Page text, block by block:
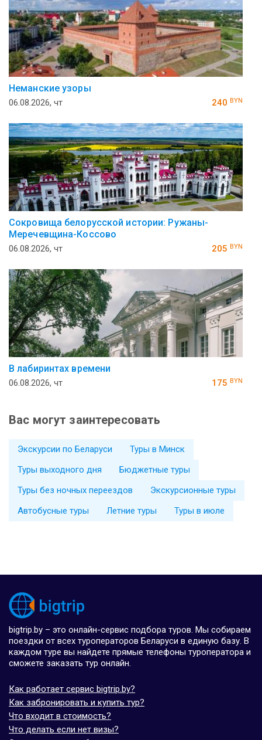
Неманские узоры
06.08.2026, чт 240 BYN
Сокровища белорусской истории: Ружаны-
Меречевщина-Коссово
06.08.2026, чт 205 BYN
В лабиринтах времени
06.08.2026, чт 175 BYN
Вас могут заинтересовать
Экскурсии по Беларуси
Туры в Минск
Туры выходного дня
Бюджетные туры
Туры без ночных переездов
Экскурсионные туры
Автобусные туры
Летние туры Туры в июле
bigtrip.by – это онлайн-сервис подбора туров. Мы собираем
поездки от всех туроператоров Беларуси в единую базу. В
каждом туре вы найдете прямые телефоны туроператора и
сможете заказать тур онлайн.
Как работает сервис bigtrip.by?
Как забронировать и купить тур?
Что входит в стоимость?
Что делать если нет визы?